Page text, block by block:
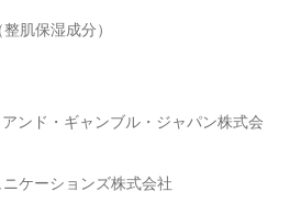
肌保湿成分）
ンド・ギャンブル・ジャパン株式会
ケーションズ株式会社